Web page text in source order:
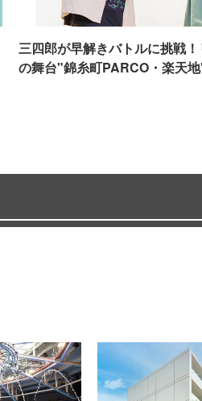
三四郎が早解きバトルに挑戦
の舞台"錦糸町PARCO・楽天地